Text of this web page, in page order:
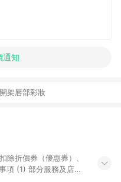
通知
開架唇部彩妝